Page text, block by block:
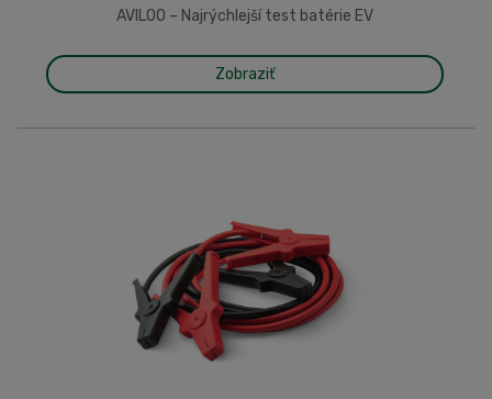
AVILOO – Najrýchlejší test batérie EV
Zobraziť